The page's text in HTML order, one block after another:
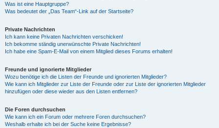
Was ist eine Hauptgruppe?
Was bedeutet der „Das Team“-Link auf der Startseite?
Private Nachrichten
Ich kann keine Privaten Nachrichten verschicken!
Ich bekomme ständig unerwünschte Private Nachrichten!
Ich habe eine Spam-E-Mail von einem Mitglied dieses Forums erhalten!
Freunde und ignorierte Mitglieder
Wozu benötige ich die Listen der Freunde und ignorierten Mitglieder?
Wie kann ich Mitglieder zur Liste der Freunde oder zur Liste der ignorierten Mitglieder
hinzufügen oder diese wieder aus den Listen entfernen?
Die Foren durchsuchen
Wie kann ich ein Forum oder mehrere Foren durchsuchen?
Weshalb erhalte ich bei der Suche keine Ergebnisse?